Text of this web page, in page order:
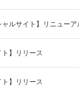
ルサイト】リニューア
】リリース
】リリース